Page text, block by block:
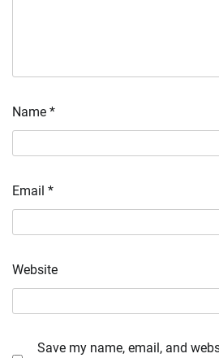
Name *
Email *
Website
Save my name, email, and